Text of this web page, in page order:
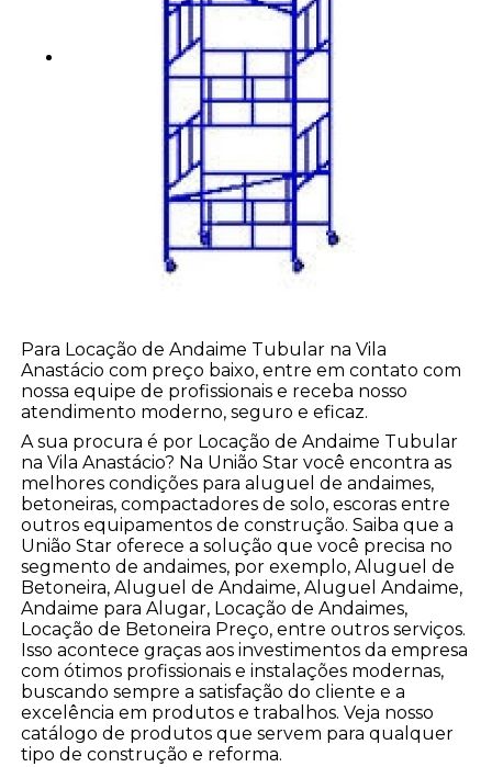
Para Locação de Andaime Tubular na Vila
Anastácio com preço baixo, entre em contato com
nossa equipe de profissionais e receba nosso
atendimento moderno, seguro e eficaz.
A sua procura é por Locação de Andaime Tubular
na Vila Anastácio? Na União Star você encontra as
melhores condições para aluguel de andaimes,
betoneiras, compactadores de solo, escoras entre
outros equipamentos de construção. Saiba que a
União Star oferece a solução que você precisa no
segmento de andaimes, por exemplo, Aluguel de
Betoneira, Aluguel de Andaime, Aluguel Andaime,
Andaime para Alugar, Locação de Andaimes,
Locação de Betoneira Preço, entre outros serviços.
Isso acontece graças aos investimentos da empresa
com ótimos profissionais e instalações modernas,
buscando sempre a satisfação do cliente e a
excelência em produtos e trabalhos. Veja nosso
catálogo de produtos que servem para qualquer
tipo de construção e reforma.